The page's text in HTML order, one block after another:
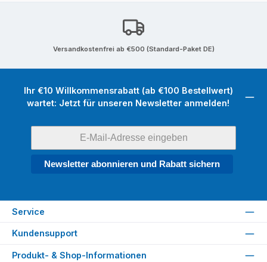
Versandkostenfrei ab €500 (Standard-Paket DE)
Ihr €10 Willkommensrabatt (ab €100 Bestellwert)
wartet: Jetzt für unseren Newsletter anmelden!
Newsletter abonnieren und Rabatt sichern
Service
Kundensupport
Produkt- & Shop-Informationen